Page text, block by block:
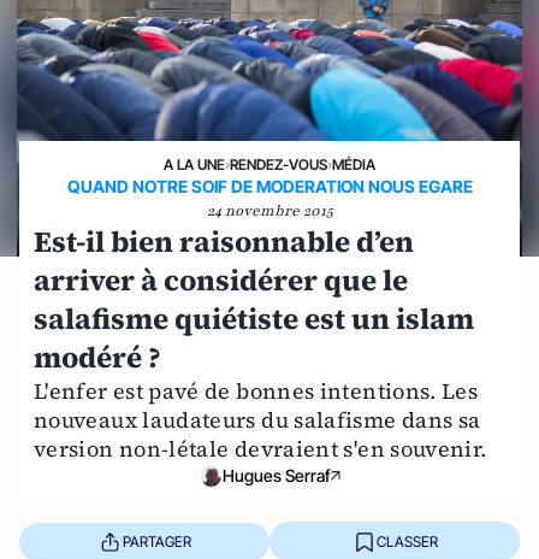
A LA UNE›RENDEZ-VOUS›MÉDIA
QUAND NOTRE SOIF DE MODERATION NOUS EGARE
24 novembre 2015
Est-il bien raisonnable d’en
arriver à considérer que le
salafisme quiétiste est un islam
modéré ?
L'enfer est pavé de bonnes intentions. Les
nouveaux laudateurs du salafisme dans sa
version non-létale devraient s'en souvenir.
Hugues Serraf
PARTAGER CLASSER